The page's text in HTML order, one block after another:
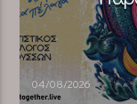
04/08/2026